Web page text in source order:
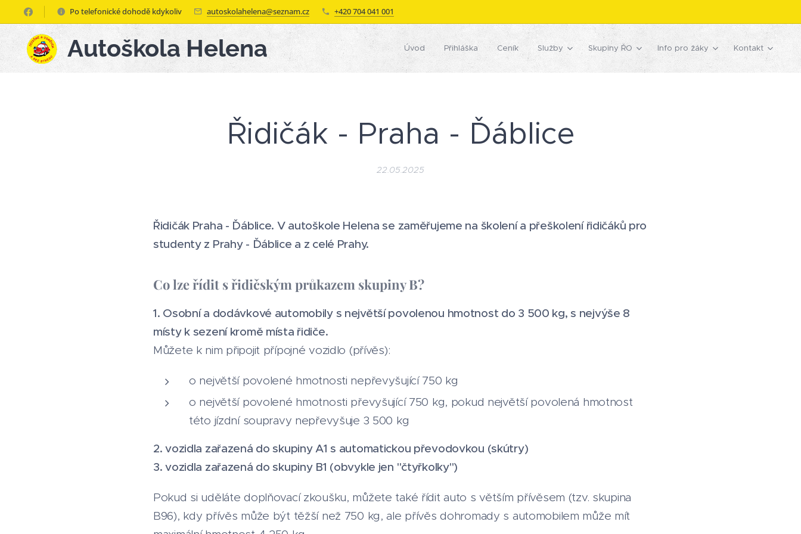
Po telefonické dohodě kdykoliv autoskolahelena@seznam.cz +420 704 041 001
Autoškola Helena Úvod Přihláška Ceník Služby Skupiny ŘO Info pro žáky Kontakt
Řidičák - Praha - Ďáblice
22.05.2025
Řidičák Praha - Ďáblice. V autoškole Helena se zaměřujeme na školení a přeškolení řidičáků pro
studenty z Prahy - Ďáblice a z celé Prahy.
Co lze řídit s řidičským průkazem skupiny B?
1. Osobní a dodávkové automobily s největší povolenou hmotnost do 3 500 kg, s nejvýše 8
místy k sezení kromě místa řidiče.
Můžete k nim připojit přípojné vozidlo (přívěs):
o největší povolené hmotnosti nepřevyšující 750 kg
o největší povolené hmotnosti převyšující 750 kg, pokud největší povolená hmotnost
této jízdní soupravy nepřevyšuje 3 500 kg
2. vozidla zařazená do skupiny A1 s automatickou převodovkou (skútry)
3. vozidla zařazená do skupiny B1 (obvykle jen "čtyřkolky")
Pokud si uděláte doplňovací zkoušku, můžete také řídit auto s větším přívěsem (tzv. skupina
B96), kdy přívěs může být těžší než 750 kg, ale přívěs dohromady s automobilem může mít